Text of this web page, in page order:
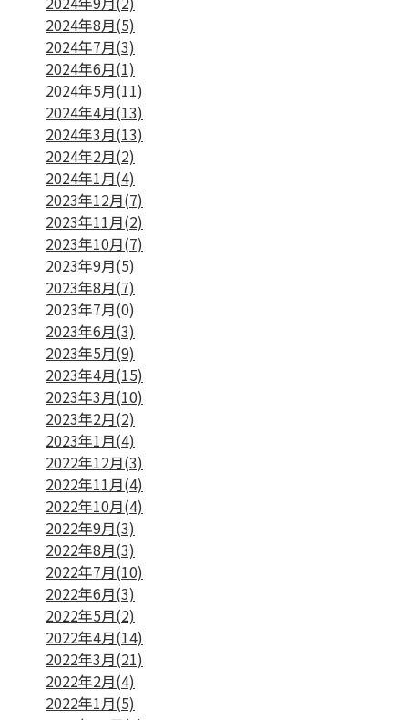
2024年8月(5)
2024年7月(3)
2024年6月(1)
2024年5月(11)
2024年4月(13)
2024年3月(13)
2024年2月(2)
2024年1月(4)
2023年12月(7)
2023年11月(2)
2023年10月(7)
2023年9月(5)
2023年8月(7)
2023年7月(0)
2023年6月(3)
2023年5月(9)
2023年4月(15)
2023年3月(10)
2023年2月(2)
2023年1月(4)
2022年12月(3)
2022年11月(4)
2022年10月(4)
2022年9月(3)
2022年8月(3)
2022年7月(10)
2022年6月(3)
2022年5月(2)
2022年4月(14)
2022年3月(21)
2022年2月(4)
2022年1月(5)